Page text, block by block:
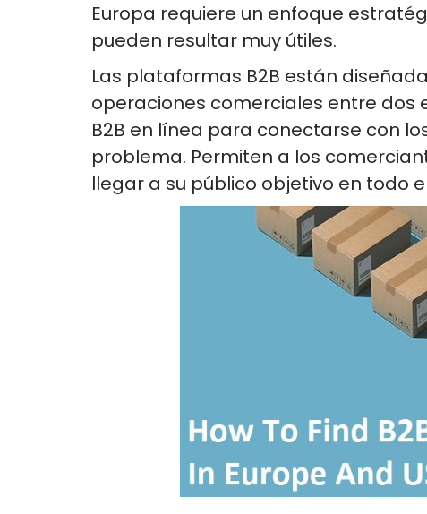
Europa requiere un enfoque
pueden resultar muy útiles.
Las plataformas B2B están
operaciones comerciales entre dos
B2B en línea para conectarse con
problema. Permiten a los
llegar a su público objetivo en todo